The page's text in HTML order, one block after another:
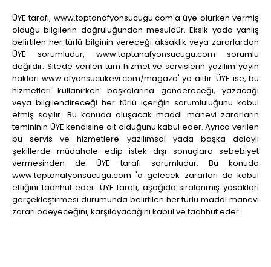
ÜYE tarafı, www.toptanafyonsucugu.com'a üye olurken vermiş
olduğu bilgilerin doğruluğundan mesuldür. Eksik yada yanlış
belirtilen her türlü bilginin vereceği aksaklık veya zararlardan
ÜYE sorumludur, www.toptanafyonsucugu.com sorumlu
değildir. Sitede verilen tüm hizmet ve servislerin yazılım yayın
hakları www.afyonsucukevi.com/magaza' ya aittir. ÜYE ise, bu
hizmetleri kullanırken başkalarına göndereceği, yazacağı
veya bilgilendireceği her türlü içeriğin sorumluluğunu kabul
etmiş sayılır. Bu konuda oluşacak maddi manevi zararların
temininin ÜYE kendisine ait olduğunu kabul eder. Ayrıca verilen
bu servis ve hizmetlere yazılımsal yada başka dolaylı
şekillerde müdahale edip istek dışı sonuçlara sebebiyet
vermesinden de ÜYE tarafı sorumludur. Bu konuda
www.toptanafyonsucugu.com 'a gelecek zararları da kabul
ettiğini taahhüt eder. ÜYE tarafı, aşağıda sıralanmış yasakları
gerçekleştirmesi durumunda belirtilen her türlü maddi manevi
zararı ödeyeceğini, karşılayacağını kabul ve taahhüt eder.